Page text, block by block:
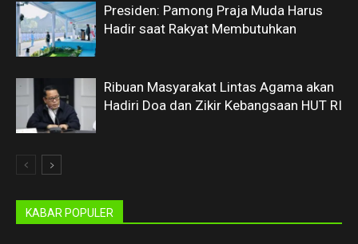
Presiden: Pamong Praja Muda Harus
Hadir saat Rakyat Membutuhkan
Ribuan Masyarakat Lintas Agama akan
Hadiri Doa dan Zikir Kebangsaan HUT RI
KABAR POPULER